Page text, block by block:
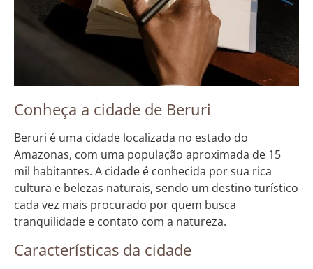
Conheça a cidade de Beruri
Beruri é uma cidade localizada no estado do
Amazonas, com uma população aproximada de 15
mil habitantes. A cidade é conhecida por sua rica
cultura e belezas naturais, sendo um destino turístico
cada vez mais procurado por quem busca
tranquilidade e contato com a natureza.
Características da cidade